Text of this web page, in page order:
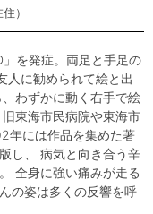
住
を発症。両足と手足の
人に勧められて絵と出
わずかに動く右手で絵
東海市民病院や東海市
年には作品を集めた著
し、 病気と向き合う辛
全身に強い痛みが走る
の姿は多くの反響を呼